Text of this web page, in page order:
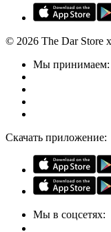
© 2026 The Dar Store x
Мы принимаем:
Скачать приложение:
Мы в соцсетях: